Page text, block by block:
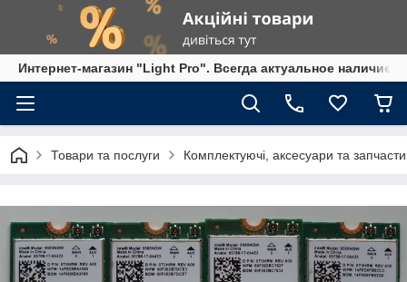
Интернет-магазин "Light Pro". Всегда актуальное
Товари та послуги Комплектуючі, аксесуари та